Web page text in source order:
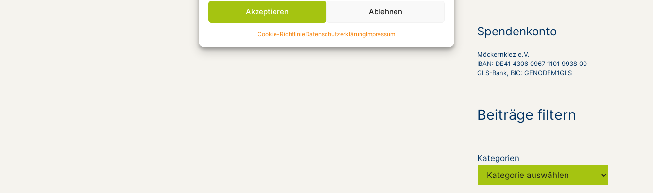
Akzeptieren Ablehnen
Cookie-RichtlinieDatenschutzerklärungImpressum Spendenkonto
Möckernkiez e.V.
IBAN: DE41 4306 0967 1101 9938 00
GLS-Bank, BIC: GENODEM1GLS
Beiträge filtern
Kategorien